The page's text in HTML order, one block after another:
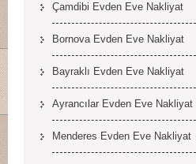
Çamdibi Evden Eve Nakliyat
Bornova Evden Eve Nakliyat
Bayraklı Evden Eve Nakliyat
Ayrancılar Evden Eve Nakliyat
Menderes Evden Eve Nakliyat